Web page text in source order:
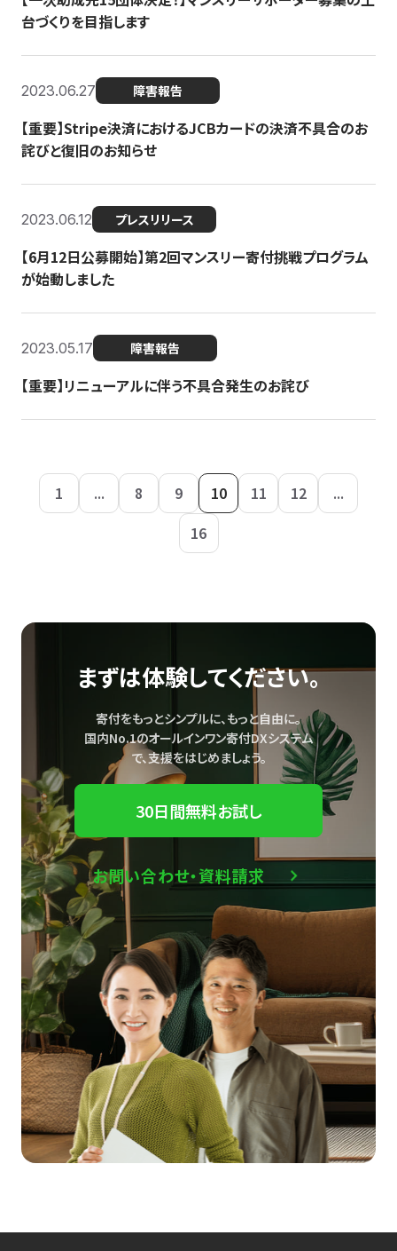
台づくりを目指します
2023.06.27 障害報告
【重要】Stripe決済におけるJCBカードの決済不具合のお
詫びと復旧のお知らせ
2023.06.12 プレスリリース
【6月12日公募開始】第2回マンスリー寄付挑戦プログラム
が始動しました
2023.05.17 障害報告
【重要】リニューアルに伴う不具合発生のお詫び
1 ... 8 9 10 11 12
...
16
まずは体験してください。
寄付をもっとシンプルに、もっと自由に。
国内No.1のオールインワン寄付DXシステム
で、支援をはじめましょう。
30日間無料お試し
お問い合わせ・資料請求